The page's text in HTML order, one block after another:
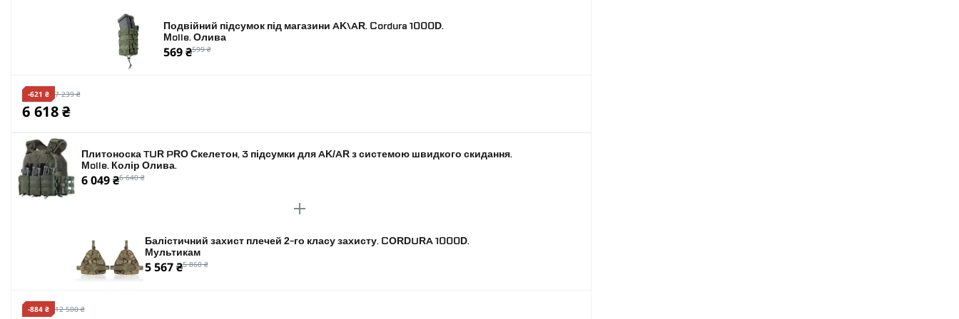
Подвійний підсумок під магазини AK\AR. Cordura 1000D.
Molle. Олива
569 ₴599 ₴
-621 ₴ 7 239 ₴
6 618 ₴
Плитоноска TUR PRO Скелетон, 3 підсумки для AK/AR з системою швидкого скидання.
Molle. Колір Олива.
6 049 ₴6 640 ₴
Балістичний захист плечей 2-го класу захисту. CORDURA 1000D.
Мультикам
5 567 ₴5 860 ₴
-884 ₴ 12 500 ₴